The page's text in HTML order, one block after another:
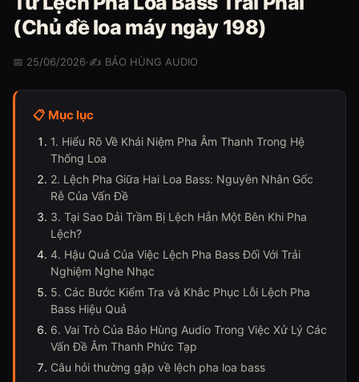
(Chủ đề loa máy ngày 198)
📅 25/06/2026·✍️ BẢO HÙNG AUDIO
📋 Mục lục
1. Hiểu Rõ Về Khái Niệm Pha Âm Thanh Trong Hệ
Thống Loa
2. Lệch Pha Giữa Hai Loa Bass: Nguyên Nhân Gốc
Rễ Của Vấn Đề
3. Tại Sao Dải Trầm Bị Lệch Hẳn Một Bên Khi Pha
Lệch?
4. Hậu Quả Của Việc Lệch Pha Bass Đối Với Trải
Nghiệm Nghe Nhạc
5. Các Bước Kiểm Tra và Khắc Phục Lỗi Lệch Pha
Bass Hiệu Quả
6. Vai Trò Của Bảo Hùng Audio Trong Việc Xử Lý Các
Vấn Đề Âm Thanh Phức Tạp
Câu hỏi thường gặp về lệch pha loa bass